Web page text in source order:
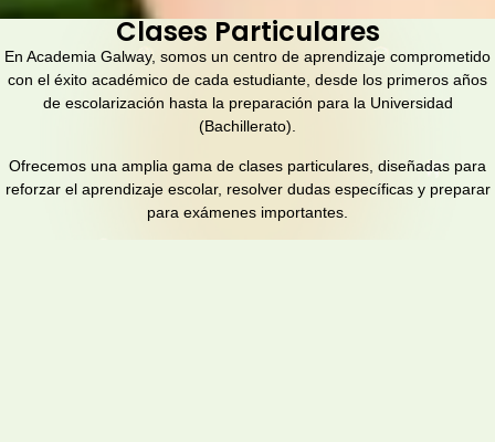
Clases Particulares
En Academia Galway, somos un centro de aprendizaje comprometido
con el éxito académico de cada estudiante, desde los primeros años
de escolarización hasta la preparación para la Universidad
(Bachillerato).
Ofrecemos una amplia gama de clases particulares, diseñadas para
reforzar el aprendizaje escolar, resolver dudas específicas y preparar
para exámenes importantes.